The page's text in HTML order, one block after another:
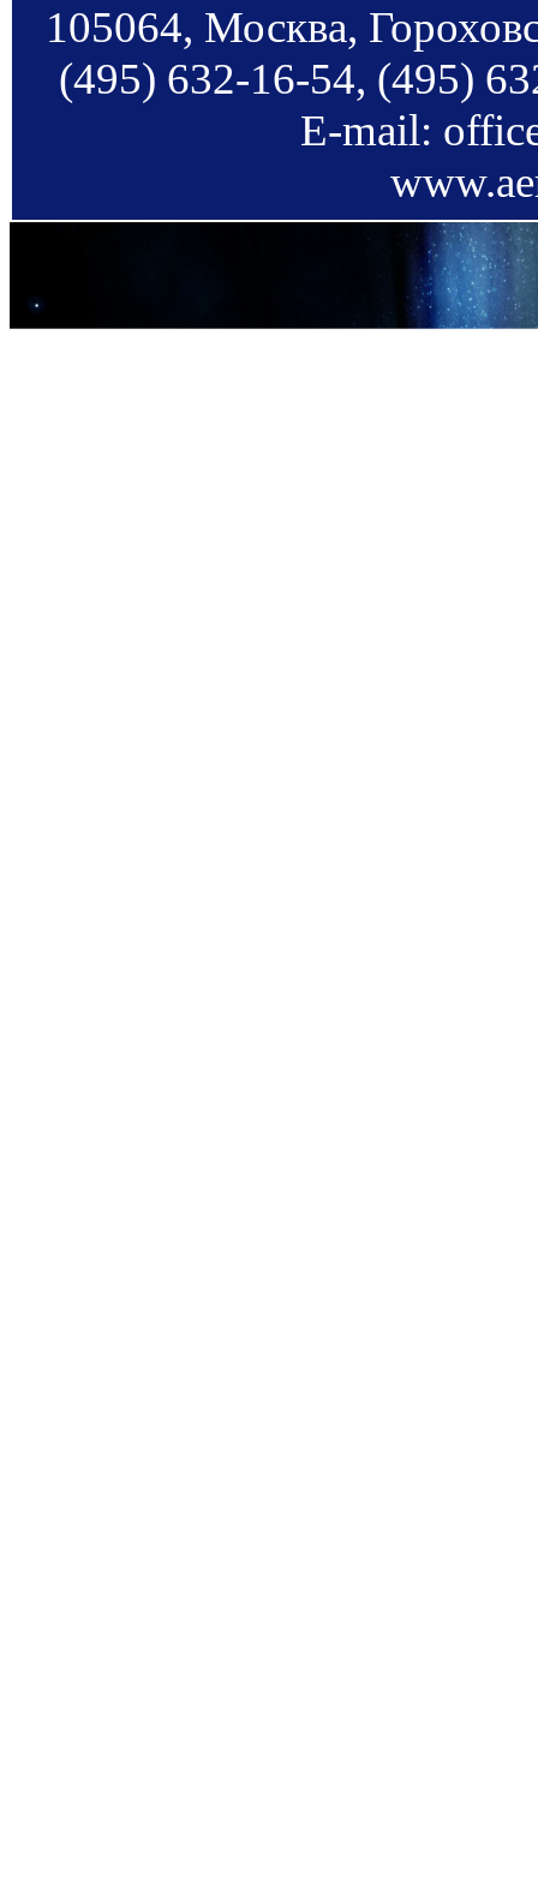
105064, Москва,
(495) 632-16-54, (495)
E-mail: